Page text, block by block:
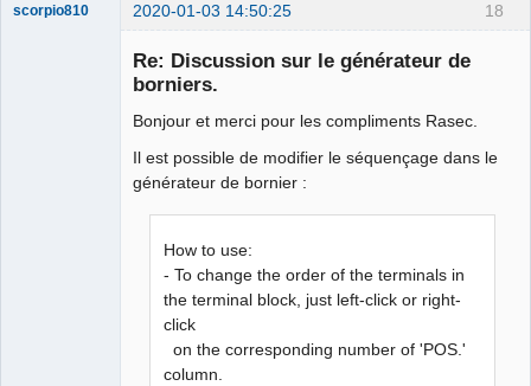
18
scorpio810 2020-01-03 14:50:25
Re: Discussion sur le générateur de
borniers.
Bonjour et merci pour les compliments Rasec.
Il est possible de modifier le séquençage dans le
générateur de bornier :
How to use:
- To change the order of the terminals in
the terminal block, just left-click or right-
click
on the corresponding number of 'POS.'
column.